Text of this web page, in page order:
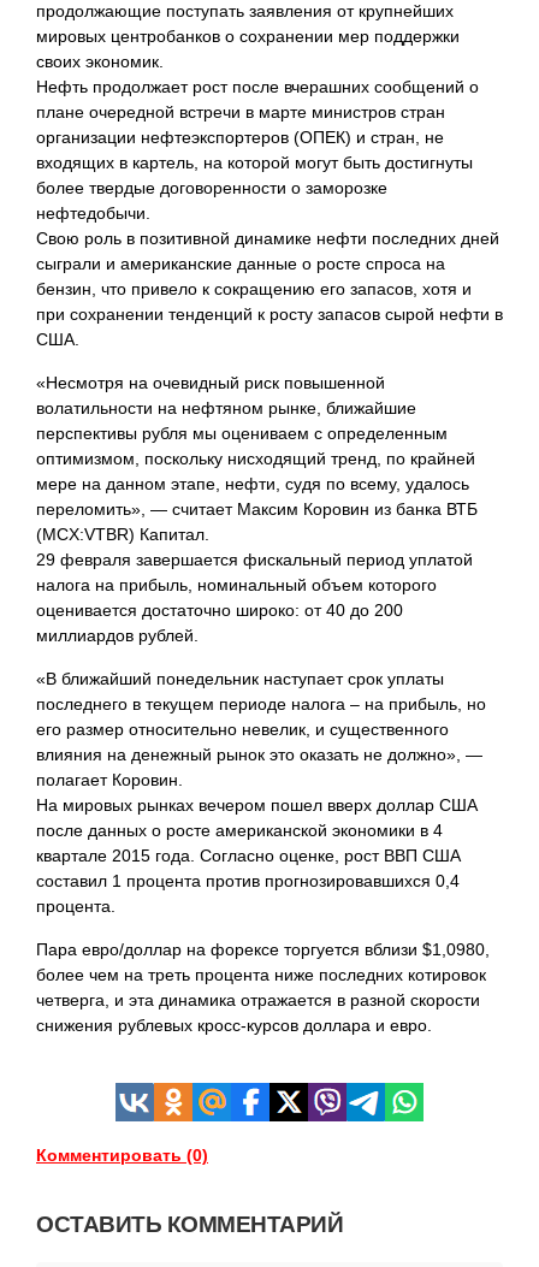
продолжающие поступать заявления от крупнейших
мировых центробанков о сохранении мер поддержки
своих экономик.
Нефть продолжает рост после вчерашних сообщений о
плане очередной встречи в марте министров стран
организации нефтеэкспортеров (ОПЕК) и стран, не
входящих в картель, на которой могут быть достигнуты
более твердые договоренности о заморозке
нефтедобычи.
Свою роль в позитивной динамике нефти последних дней
сыграли и американские данные о росте спроса на
бензин, что привело к сокращению его запасов, хотя и
при сохранении тенденций к росту запасов сырой нефти в
США.
«Несмотря на очевидный риск повышенной
волатильности на нефтяном рынке, ближайшие
перспективы рубля мы оцениваем с определенным
оптимизмом, поскольку нисходящий тренд, по крайней
мере на данном этапе, нефти, судя по всему, удалось
переломить», — считает Максим Коровин из банка ВТБ
(MCX:VTBR) Капитал.
29 февраля завершается фискальный период уплатой
налога на прибыль, номинальный объем которого
оценивается достаточно широко: от 40 до 200
миллиардов рублей.
«В ближайший понедельник наступает срок уплаты
последнего в текущем периоде налога – на прибыль, но
его размер относительно невелик, и существенного
влияния на денежный рынок это оказать не должно», —
полагает Коровин.
На мировых рынках вечером пошел вверх доллар США
после данных о росте американской экономики в 4
квартале 2015 года. Согласно оценке, рост ВВП США
составил 1 процента против прогнозировавшихся 0,4
процента.
Пара евро/доллар на форексе торгуется вблизи $1,0980,
более чем на треть процента ниже последних котировок
четверга, и эта динамика отражается в разной скорости
снижения рублевых кросс-курсов доллара и евро.
Комментировать (0)
ОСТАВИТЬ КОММЕНТАРИЙ